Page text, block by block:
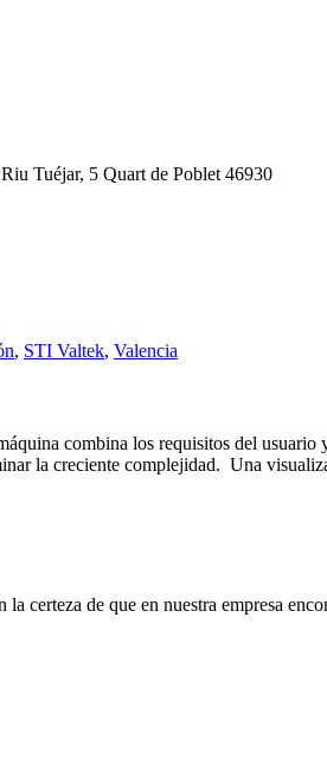
Riu Tuéjar, 5 Quart de Poblet 46930
, STI Valtek, Valencia
combina los requisitos del
la creciente complejidad. Una
certeza de que en nuestra empresa